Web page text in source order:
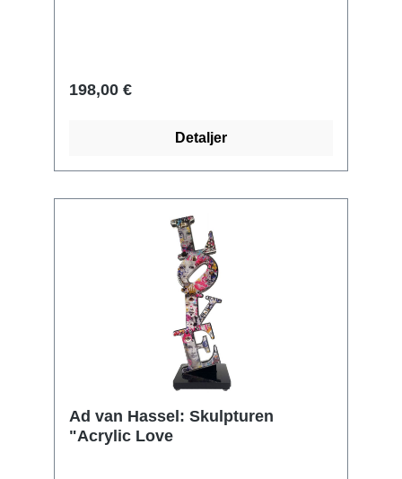
198,00 €
Detaljer
Ad van Hassel: Skulpturen
"Acrylic Love